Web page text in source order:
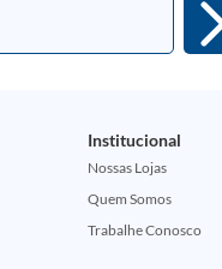
Institucional
Nossas Lojas
Quem Somos
Trabalhe Conosco